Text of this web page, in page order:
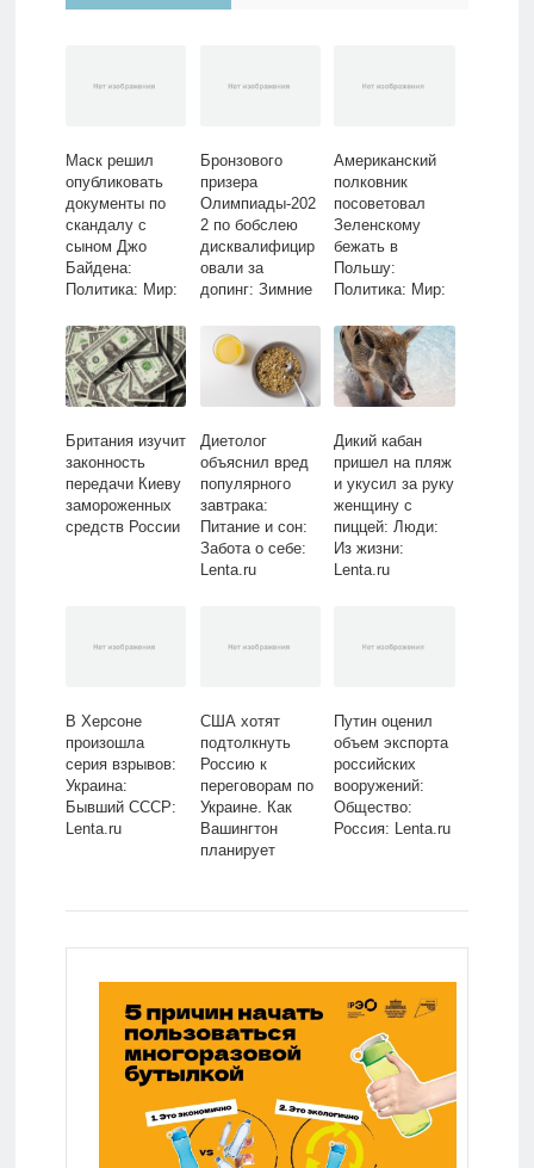
Маск решил
опубликовать
документы по
скандалу с
сыном Джо
Байдена:
Политика: Мир:
Бронзового
призера
Олимпиады-202
2 по бобслею
дисквалифицир
овали за
допинг: Зимние
Lenta.ru
Американский
полковник
посоветовал
Зеленскому
бежать в
Польшу:
Политика: Мир:
Британия изучит
законность
передачи Киеву
замороженных
средств России
Диетолог
объяснил вред
популярного
завтрака:
Питание и сон:
Забота о себе:
Lenta.ru
Дикий кабан
пришел на пляж
и укусил за руку
женщину с
пиццей: Люди:
Из жизни:
Lenta.ru
В Херсоне
произошла
серия взрывов:
Украина:
Бывший СССР:
Lenta.ru
США хотят
подтолкнуть
Россию к
переговорам по
Украине. Как
Вашингтон
планирует
условия?:
Путин оценил
объем экспорта
российских
вооружений:
Общество:
Россия: Lenta.ru